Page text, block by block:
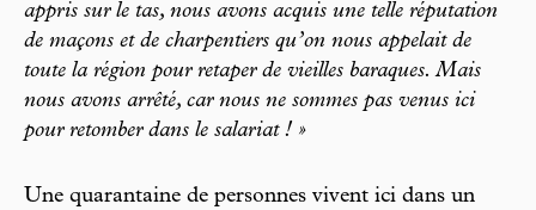
appris sur le tas, nous avons acquis une telle réputation
de maçons et de charpentiers qu’on nous appelait de
toute la région pour retaper de vieilles baraques. Mais
nous avons arrêté, car nous ne sommes pas venus ici
pour retomber dans le salariat ! »
Une quarantaine de personnes vivent ici dans un